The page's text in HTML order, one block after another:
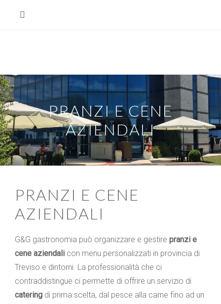
PRANZI E CENE
AZIENDALI
PRANZI E CENE
AZIENDALI
G&G gastronomia può organizzare e gestire pranzi e
cene aziendali con menu personalizzati in provincia di
Treviso e dintorni. La professionalità che ci
contraddistingue ci permette di offrire un servizio di
catering di prima scelta, dal pesce alla carne fino ad un